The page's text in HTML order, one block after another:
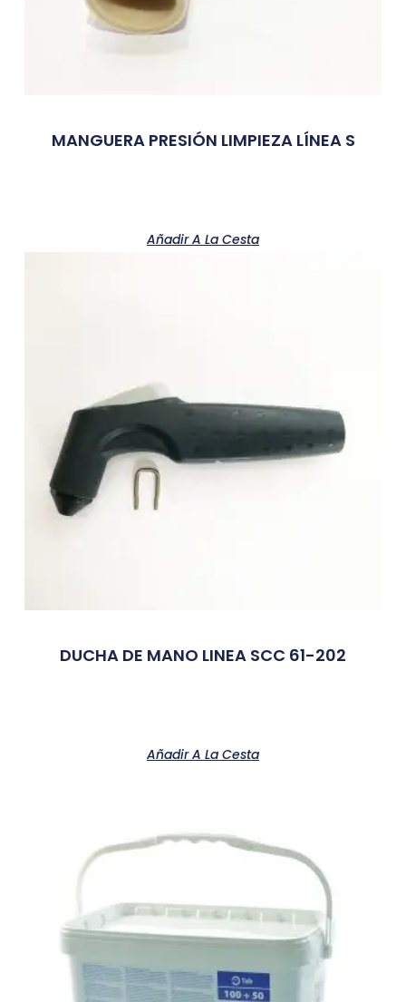
MANGUERA PRESIÓN LIMPIEZA LÍNEA S
Añadir A La Cesta
DUCHA DE MANO LINEA SCC 61-202
Añadir A La Cesta